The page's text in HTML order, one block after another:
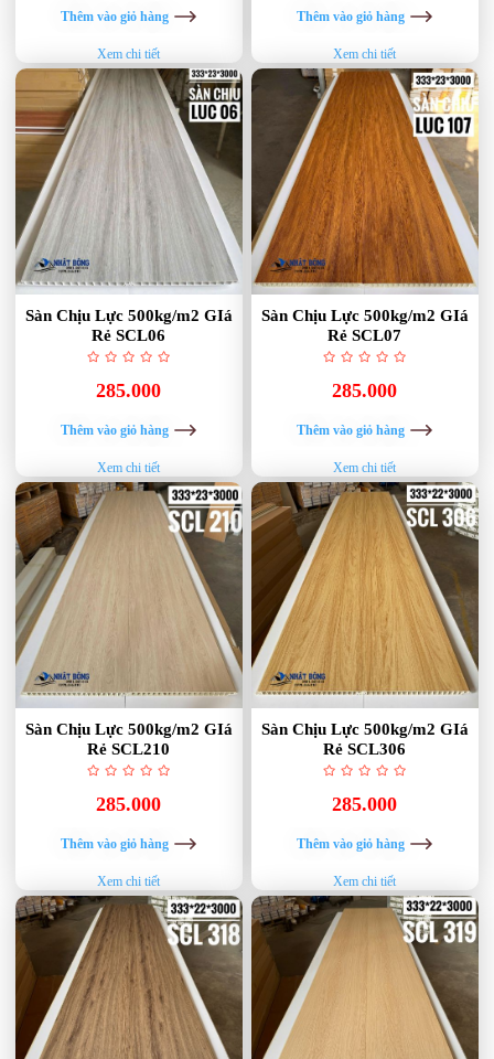
Thêm vào giỏ hàng
Xem chi tiết
Thêm vào giỏ hàng
Xem chi tiết
Sàn Chịu Lực 500kg/m2 GIá
Rẻ SCL06
285.000
Thêm vào giỏ hàng
Xem chi tiết
Sàn Chịu Lực 500kg/m2 GIá
Rẻ SCL07
285.000
Thêm vào giỏ hàng
Xem chi tiết
Sàn Chịu Lực 500kg/m2 GIá
Rẻ SCL210
285.000
Thêm vào giỏ hàng
Xem chi tiết
Sàn Chịu Lực 500kg/m2 GIá
Rẻ SCL306
285.000
Thêm vào giỏ hàng
Xem chi tiết